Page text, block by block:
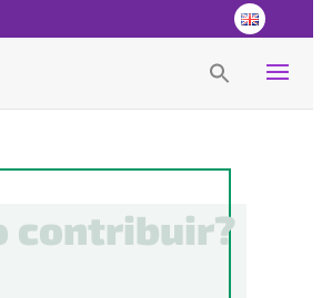
Search Button
contribuir?